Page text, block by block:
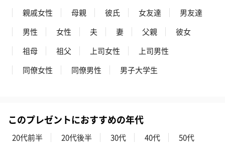
親戚女性
母親 彼氏 女友達
男友達
男性
女性 夫 妻 父親
彼女
祖母
祖父 上司女性
上司男性
同僚女性
同僚男性 男子大学生
このプレゼントにおすすめの年代
20代前半 20代後半 30代 40代
50代